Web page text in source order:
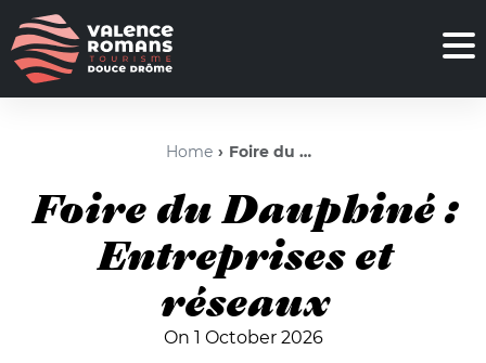
Home Foire du Dauphiné : Entreprises et réseaux
Foire du Dauphiné :
Entreprises et
réseaux
On 1 October 2026